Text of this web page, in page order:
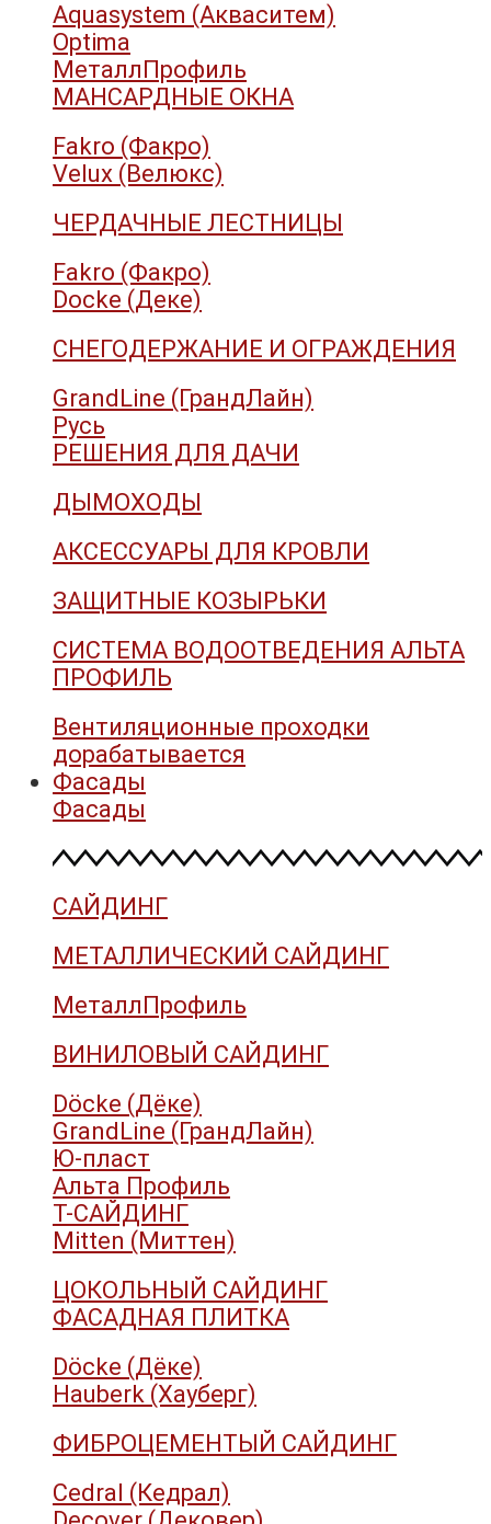
Aquasystem (Акваситем)
Optima
МеталлПрофиль
МАНСАРДНЫЕ ОКНА
Fakro (Факро)
Velux (Велюкс)
ЧЕРДАЧНЫЕ ЛЕСТНИЦЫ
Fakro (Факро)
Docke (Деке)
СНЕГОДЕРЖАНИЕ И ОГРАЖДЕНИЯ
GrandLine (ГрандЛайн)
Русь
РЕШЕНИЯ ДЛЯ ДАЧИ
ДЫМОХОДЫ
АКСЕССУАРЫ ДЛЯ КРОВЛИ
ЗАЩИТНЫЕ КОЗЫРЬКИ
СИСТЕМА ВОДООТВЕДЕНИЯ АЛЬТА
ПРОФИЛЬ
Вентиляционные проходки
дорабатывается
Фасады
Фасады
САЙДИНГ
МЕТАЛЛИЧЕСКИЙ САЙДИНГ
МеталлПрофиль
ВИНИЛОВЫЙ САЙДИНГ
Döcke (Дёке)
GrandLine (ГрандЛайн)
Ю-пласт
Альта Профиль
Т-САЙДИНГ
Mitten (Миттен)
ЦОКОЛЬНЫЙ САЙДИНГ
ФАСАДНАЯ ПЛИТКА
Döcke (Дёке)
Hauberk (Хауберг)
ФИБРОЦЕМЕНТЫЙ САЙДИНГ
Cedral (Кедрал)